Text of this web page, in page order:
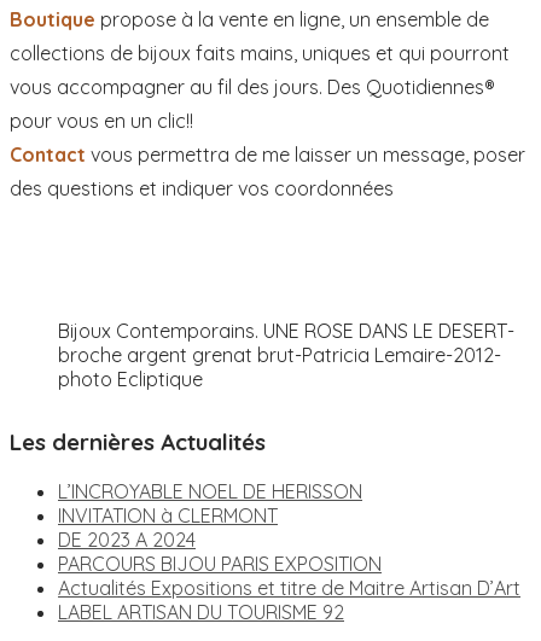
Boutique propose à la vente en ligne, un ensemble de
collections de bijoux faits mains, uniques et qui pourront
vous accompagner au fil des jours. Des Quotidiennes®
pour vous en un clic!!
Contact vous permettra de me laisser un message, poser
des questions et indiquer vos coordonnées
Bijoux Contemporains. UNE ROSE DANS LE DESERT-
broche argent grenat brut-Patricia Lemaire-2012-
photo Ecliptique
Les dernières Actualités
L’INCROYABLE NOEL DE HERISSON
INVITATION à CLERMONT
DE 2023 A 2024
PARCOURS BIJOU PARIS EXPOSITION
Actualités Expositions et titre de Maitre Artisan D’Art
LABEL ARTISAN DU TOURISME 92